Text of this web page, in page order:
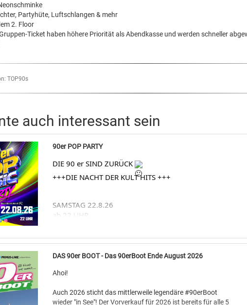
Partyhüte, Luftschlangen & mehr
2. Floor
Ticket haben höhere Priorität als Abendkasse und werden schneller
TOP90s
auch interessant sein
90er POP PARTY
DIE 90 er SIND ZURÜCK
+++DIE NACHT DER KULT HITS +++
SAMSTAG 22.8.26
ab 22 UHR
Erlebe eine Nacht voller Kult - Hits, legendäre Beats
und echte Partyklassiker....wir spielen die Songs, die
Jahrzehnts
Wir holen das 90er Feeling zurück auf die
Tanzfläche...ihr könnt viele Songs bestimmt mitsingen
DAS 90er BOOT - Das 90erBoot Ende August 2026
Ahoi!
Auch 2026 sticht das mittlerweile legendäre #90erBoot
wieder "in See"! Der Vorverkauf für 2026 ist bereits für alle 5